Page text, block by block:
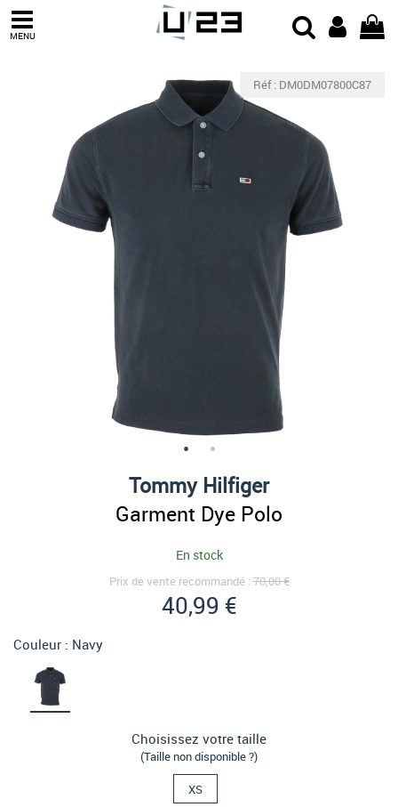
MENU
Réf : DM0DM07800C87
Tommy Hilfiger
Garment Dye Polo
En stock
Prix de vente recommandé :70,00 €
40,99 €
Couleur : Navy
Choisissez votre taille
(Taille non disponible ?)
XS